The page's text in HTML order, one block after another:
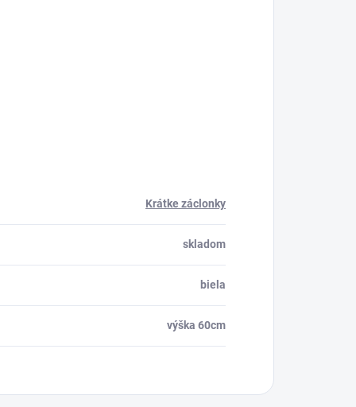
Krátke záclonky
skladom
biela
výška 60cm